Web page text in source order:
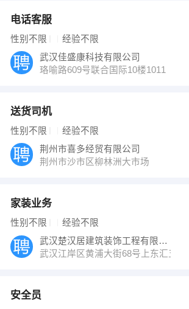
电话客服
性别不限 经验不限
武汉佳盛康科技有限公司
珞喻路609号联合国际10楼1011
送货司机
性别不限 经验不限
荆州市喜多经贸有限公司
荆州市沙市区柳林洲大市场
家装业务
性别不限 经验不限
武汉楚汉居建筑装饰工程有限公司
武汉江岸区黄浦大街68号上东汇五楼
安全员